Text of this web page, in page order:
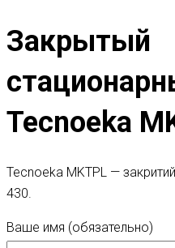
Закрытый
Tecnoeka
Tecnoeka MKTPL — закритий
430.
Ваше имя (обязательно)